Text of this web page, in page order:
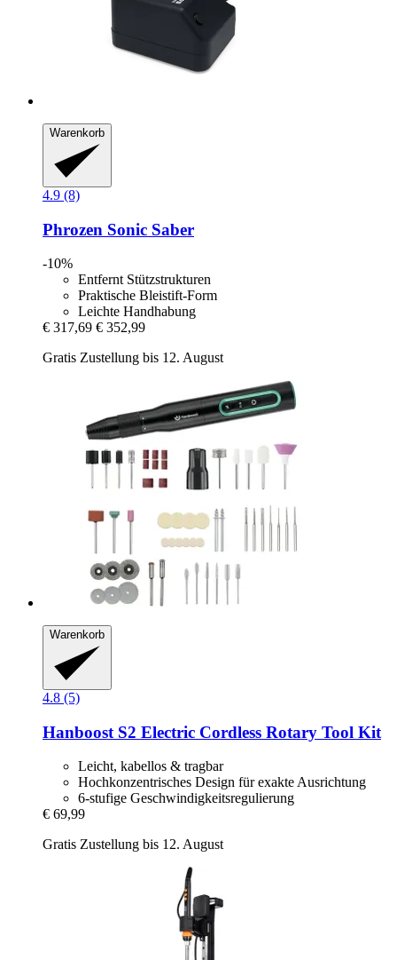
Warenkorb
4.9 (8)
Phrozen Sonic Saber
-10%
Entfernt Stützstrukturen
Praktische Bleistift-Form
Leichte Handhabung
€ 317,69 € 352,99
Gratis Zustellung bis 12. August
Warenkorb
4.8 (5)
Hanboost S2 Electric Cordless Rotary Tool Kit
Leicht, kabellos & tragbar
Hochkonzentrisches Design für exakte Ausrichtung
6-stufige Geschwindigkeitsregulierung
€ 69,99
Gratis Zustellung bis 12. August